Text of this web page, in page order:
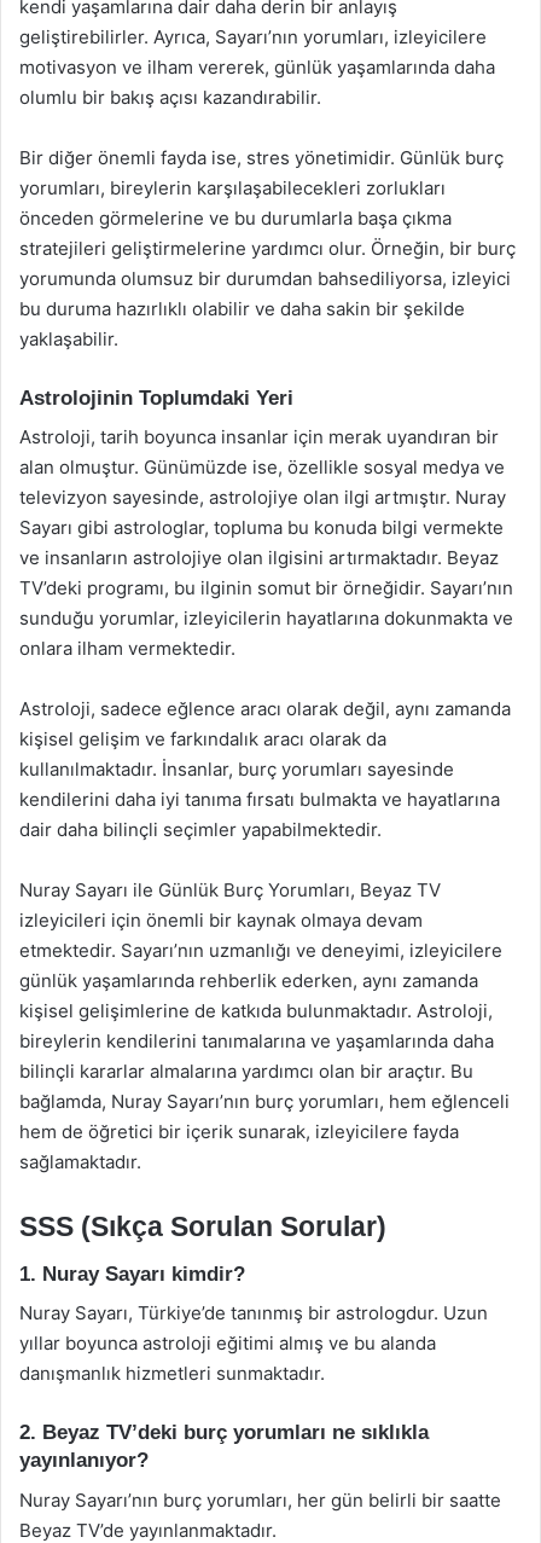
kendi yaşamlarına dair daha derin bir anlayış
geliştirebilirler. Ayrıca, Sayarı’nın yorumları, izleyicilere
motivasyon ve ilham vererek, günlük yaşamlarında daha
olumlu bir bakış açısı kazandırabilir.
Bir diğer önemli fayda ise, stres yönetimidir. Günlük burç
yorumları, bireylerin karşılaşabilecekleri zorlukları
önceden görmelerine ve bu durumlarla başa çıkma
stratejileri geliştirmelerine yardımcı olur. Örneğin, bir burç
yorumunda olumsuz bir durumdan bahsediliyorsa, izleyici
bu duruma hazırlıklı olabilir ve daha sakin bir şekilde
yaklaşabilir.
Astrolojinin Toplumdaki Yeri
Astroloji, tarih boyunca insanlar için merak uyandıran bir
alan olmuştur. Günümüzde ise, özellikle sosyal medya ve
televizyon sayesinde, astrolojiye olan ilgi artmıştır. Nuray
Sayarı gibi astrologlar, topluma bu konuda bilgi vermekte
ve insanların astrolojiye olan ilgisini artırmaktadır. Beyaz
TV’deki programı, bu ilginin somut bir örneğidir. Sayarı’nın
sunduğu yorumlar, izleyicilerin hayatlarına dokunmakta ve
onlara ilham vermektedir.
Astroloji, sadece eğlence aracı olarak değil, aynı zamanda
kişisel gelişim ve farkındalık aracı olarak da
kullanılmaktadır. İnsanlar, burç yorumları sayesinde
kendilerini daha iyi tanıma fırsatı bulmakta ve hayatlarına
dair daha bilinçli seçimler yapabilmektedir.
Nuray Sayarı ile Günlük Burç Yorumları, Beyaz TV
izleyicileri için önemli bir kaynak olmaya devam
etmektedir. Sayarı’nın uzmanlığı ve deneyimi, izleyicilere
günlük yaşamlarında rehberlik ederken, aynı zamanda
kişisel gelişimlerine de katkıda bulunmaktadır. Astroloji,
bireylerin kendilerini tanımalarına ve yaşamlarında daha
bilinçli kararlar almalarına yardımcı olan bir araçtır. Bu
bağlamda, Nuray Sayarı’nın burç yorumları, hem eğlenceli
hem de öğretici bir içerik sunarak, izleyicilere fayda
sağlamaktadır.
SSS (Sıkça Sorulan Sorular)
1. Nuray Sayarı kimdir?
Nuray Sayarı, Türkiye’de tanınmış bir astrologdur. Uzun
yıllar boyunca astroloji eğitimi almış ve bu alanda
danışmanlık hizmetleri sunmaktadır.
2. Beyaz TV’deki burç yorumları ne sıklıkla
yayınlanıyor?
Nuray Sayarı’nın burç yorumları, her gün belirli bir saatte
Beyaz TV’de yayınlanmaktadır.